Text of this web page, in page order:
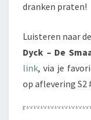
dranken praten!
Luisteren naar
Dyck – De
link, via je
op aflevering S2